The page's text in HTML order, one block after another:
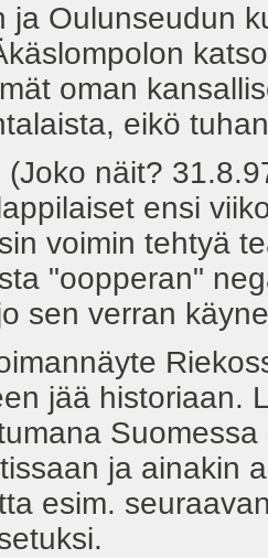
ja Oulunseudun
oman
eikö
näit?
ensi
voimin tehtyä
"oopperan"
sen verran
jää historiaan.
ja ainakin
esim.